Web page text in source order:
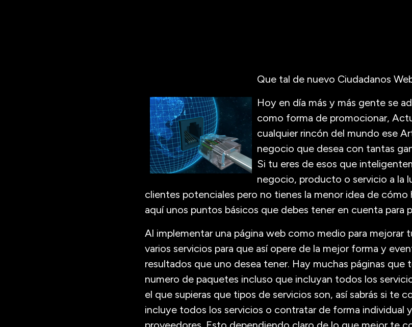
Que tal de nuevo Ciudadanos
Hoy en día más y más gente se
como forma de promocionar,
cualquier rincón del mundo ese
negocio que desea con tantas
Si tu eres de esos que
negocio, producto o servicio a la
clientes potenciales pero no tienes la menor idea de
aquí unos puntos básicos que debes tener en cuenta para
Al implementar una página web como medio para mejorar
varios servicios para que así opere de la mejor forma y
resultados que uno desea tener. Hay muchas páginas que
numero de paquetes incluso que incluyan todos los
el que supieras que tipos de servicios son, así sabrás si te
incluye todos los servicios o contratar de forma individual